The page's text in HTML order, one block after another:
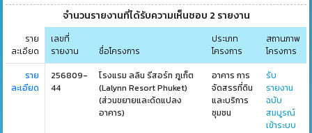
จำนวนรายงานที่ได้รับความเห็นชอบ 2 รายงาน
ราย
ละเอียด
เลขที่
รายงาน
ชื่อโครงการ
ประเภท
โครงการ
สถานภาพ
โครงการ
ราย
ละเอียด
256809-
44
โรงแรม ลลิน รีสอร์ท ภูเก็ต
(Lalynn Resort Phuket)
(ส่วนขยายและดัดแปลง
อาคาร)
อาคาร การ
จัดสรรที่ดิน
และบริการ
ชุมชน
รับ
รายงาน
ฉบับ
สมบูรณ์
เข้าระบบ